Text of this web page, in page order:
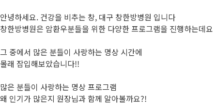
안녕하세요. 건강을 비추는 창, 대구 창한방병원 입니다
창한방병원은 암환우분들을 위한 다양한 프로그램을 진행하는데요
그 중에서 많은 분들이 사랑하는 명상 시간에
몰래 잠입해보았습니다!!
많은 분들이 사랑하는 명상 프로그램
왜 인기가 많은지 원장님과 함께 알아볼까요?!